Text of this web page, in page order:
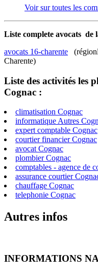
Voir sur toutes les
Liste complete avocats de
avocats 16-charente
Charente)
Liste des activités les
Cognac :
climatisation Cognac
informatique Autres
expert comptable Cognac
courtier financier Cognac
avocat Cognac
plombier Cognac
comptables - agence de
assurance courtier
chauffage Cognac
telephonie Cognac
Autres infos
INFORMATIONS